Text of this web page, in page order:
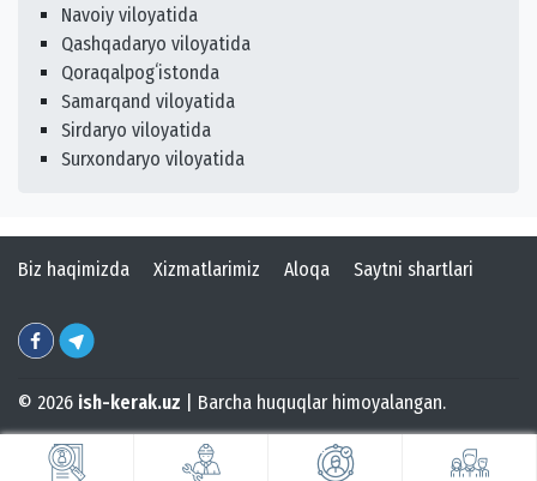
Navoiy viloyatida
Qashqadaryo viloyatida
Qoraqalpogʻistonda
Samarqand viloyatida
Sirdaryo viloyatida
Surxondaryo viloyatida
Biz haqimizda Xizmatlarimiz Aloqa Saytni shartlari
© 2026 ish-kerak.uz | Barcha huquqlar himoyalangan.